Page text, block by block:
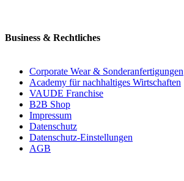
Business & Rechtliches
Corporate Wear & Sonderanfertigungen
Academy für nachhaltiges Wirtschaften
VAUDE Franchise
B2B Shop
Impressum
Datenschutz
Datenschutz-Einstellungen
AGB